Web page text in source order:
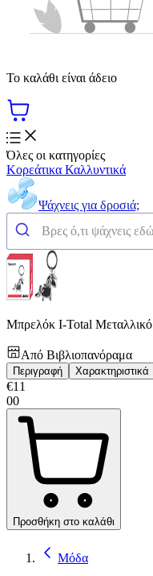
Το καλάθι είναι άδειο
Όλες οι κατηγορίες
Κορεάτικα Καλλυντικά
Ψάχνεις για δροσιά;
Μπρελόκ I-Total Μεταλλικό
Από Βιβλιοπανόραμα
Περιγραφή Χαρακτηριστικά
€11
00
Προσθήκη στο καλάθι
Μόδα